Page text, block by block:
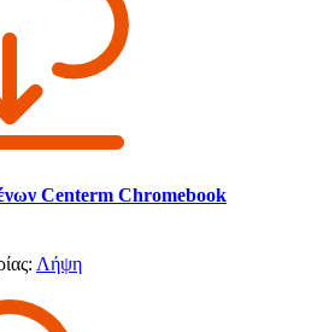
Centerm Chromebook
Λήψη